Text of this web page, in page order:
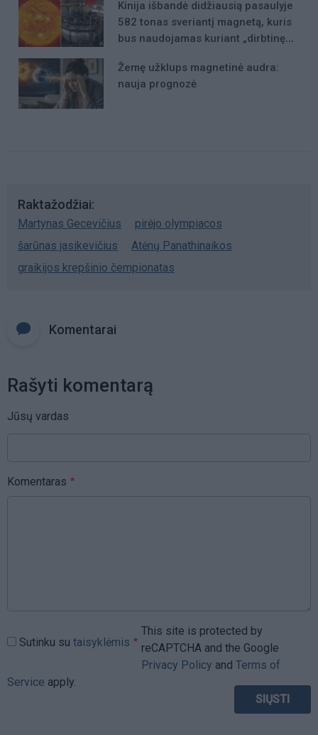
Kinija išbandė didžiausią pasaulyje
582 tonas sveriantį magnetą, kuris
bus naudojamas kuriant „dirbtinę
Žemę užklups magnetinė audra:
nauja prognozė
Raktažodžiai
Martynas Gecevičius
pirėjo olympiacos
šarūnas jasikevičius
Atėnų Panathinaikos
graikijos krepšinio čempionatas
Komentarai
Rašyti komentarą
Jūsų vardas
Komentaras
Sutinku su taisyklėmis
This site is protected by
reCAPTCHA and the Google
Privacy Policy and Terms of
Service apply.